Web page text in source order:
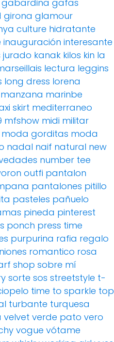
gabardina gafas
girona glamour
culture hidratante
inauguración interesante
jurado kanak kilos kin la
lectura leggins
long dress lorena
manzana marinbe
skirt mediterraneo
mfshow midi militar
moda gorditas moda
nadal naif natural new
number tee
outfi pantalon
pantalones pitillo
pasteles pañuelo
pineda pinterest
ponch press time
purpurina rafia regalo
romantico rosa
shop sobre mí
sorte sos streetstyle t-
time to sparkle top
turbante turquesa
velvet verde pato vero
vogue vótame